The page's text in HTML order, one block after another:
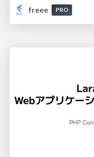
freee
PRO